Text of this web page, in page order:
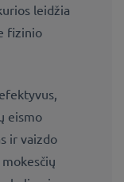
leidžia
fizinio
eismo
ir vaizdo